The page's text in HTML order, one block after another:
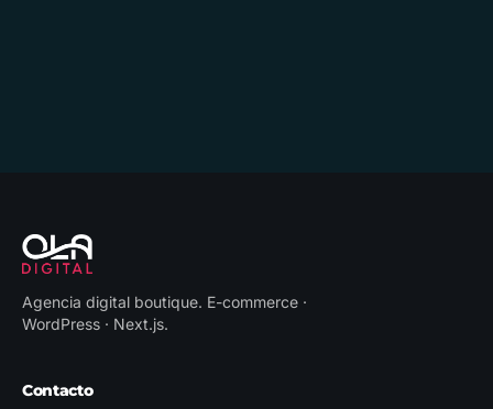
Agencia digital boutique. E-commerce ·
WordPress · Next.js.
Contacto